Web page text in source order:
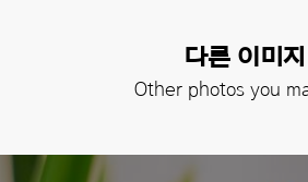
다른 이미지
Other photos you